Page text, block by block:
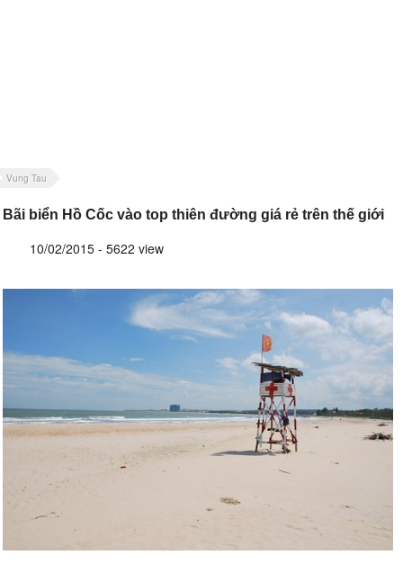
Vung Tau
Bãi biển Hồ Cốc vào top thiên đường giá rẻ trên thế giới
10/02/2015 - 5622 view